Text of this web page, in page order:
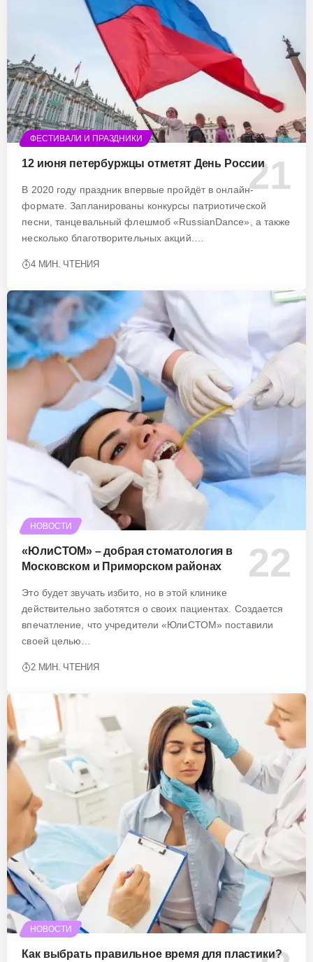
ФЕСТИВАЛИ И ПРАЗДНИКИ
12 июня петербуржцы отметят День России
В 2020 году праздник впервые пройдёт в онлайн-
формате. Запланированы конкурсы патриотической
песни, танцевальный флешмоб «RussianDance», а также
несколько благотворительных акций.…
4 МИН. ЧТЕНИЯ
НОВОСТИ
«ЮлиСТОМ» – добрая стоматология в
Московском и Приморском районах
Это будет звучать избито, но в этой клинике
действительно заботятся о своих пациентах. Создается
впечатление, что учредители «ЮлиСТОМ» поставили
своей целью…
2 МИН. ЧТЕНИЯ
НОВОСТИ
Как выбрать правильное время для пластики?